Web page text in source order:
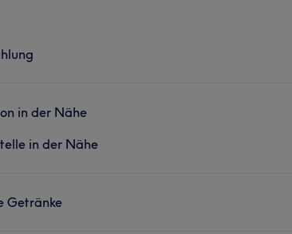
in der Nähe
in der Nähe
Getränke